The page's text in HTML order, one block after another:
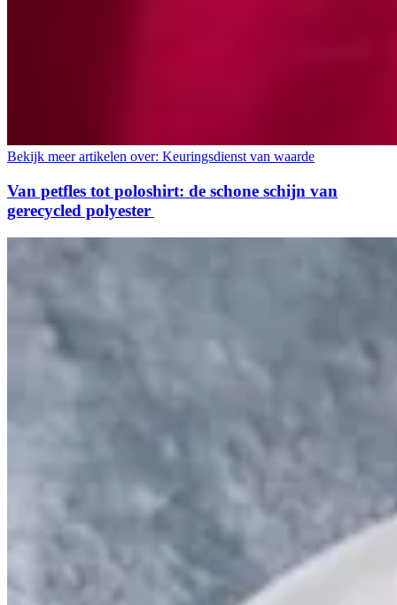
Bekijk meer artikelen over: Keuringsdienst van waarde
Van petfles tot poloshirt: de schone schijn van
gerecycled polyester